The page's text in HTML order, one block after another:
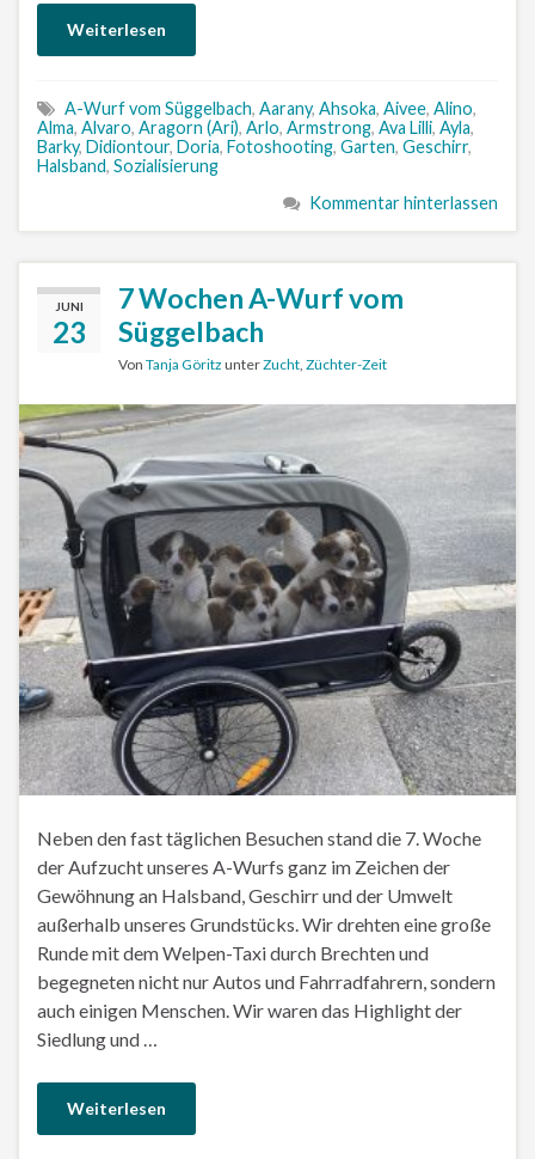
Weiterlesen
A-Wurf vom Süggelbach, Aarany, Ahsoka, Aivee, Alino,
Alma, Alvaro, Aragorn (Ari), Arlo, Armstrong, Ava Lilli, Ayla,
Barky, Didiontour, Doria, Fotoshooting, Garten, Geschirr,
Halsband, Sozialisierung
Kommentar hinterlassen
JUNI
23
7 Wochen A-Wurf vom
Süggelbach
Von Tanja Göritz unterZucht, Züchter-Zeit
Neben den fast täglichen Besuchen stand die 7. Woche
der Aufzucht unseres A-Wurfs ganz im Zeichen der
Gewöhnung an Halsband, Geschirr und der Umwelt
außerhalb unseres Grundstücks. Wir drehten eine große
Runde mit dem Welpen-Taxi durch Brechten und
begegneten nicht nur Autos und Fahrradfahrern, sondern
auch einigen Menschen. Wir waren das Highlight der
Siedlung und …
Weiterlesen